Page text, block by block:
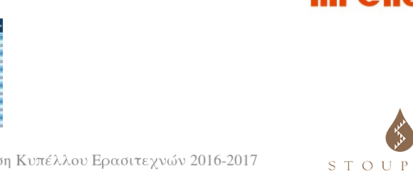
Κυπέλλου Ερασιτεχνών 2016-2017